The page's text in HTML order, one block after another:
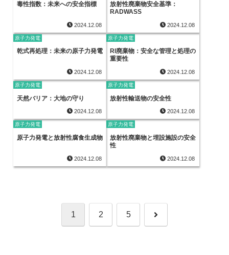
毒性指数：未来への安全指標
2024.12.08
放射性廃棄物安全基準：
RADWASS
2024.12.08
原子力発電
乾式再処理：未来の原子力発電
2024.12.08
原子力発電
RI廃棄物：安全な管理と処理の
重要性
2024.12.08
原子力発電
天然バリア：大地の守り
2024.12.08
原子力発電
放射性輸送物の安全性
2024.12.08
原子力発電
原子力発電と放射性腐食生成物
2024.12.08
原子力発電
放射性廃棄物と埋設施設の安全
性
2024.12.08
1 2 5 次